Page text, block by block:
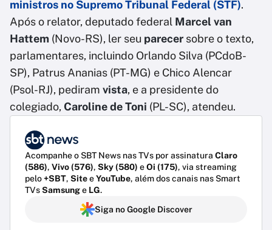
ministros no Supremo Tribunal Federal (STF).
Após o relator, deputado federal Marcel van
Hattem (Novo-RS), ler seu parecer sobre o texto,
parlamentares, incluindo Orlando Silva (PCdoB-
SP), Patrus Ananias (PT-MG) e Chico Alencar
(Psol-RJ), pediram vista, e a presidente do
colegiado, Caroline de Toni (PL-SC), atendeu.
Acompanhe o SBT News nas TVs por assinatura Claro
(586), Vivo (576), Sky (580) eOi (175), via streaming
pelo+SBT, SiteeYouTube, além dos canais nas Smart
TVsSamsunge LG.
Siga no Google Discover